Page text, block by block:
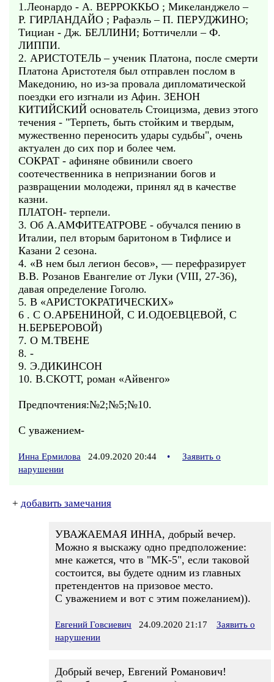
1.Леонардо - А. ВЕРРОККЬО ; Микеланджело –
Р. ГИРЛАНДАЙО ; Рафаэль – П. ПЕРУДЖИНО;
Тициан - Дж. БЕЛЛИНИ; Боттичелли – Ф.
ЛИППИ.
2. АРИСТОТЕЛЬ – ученик Платона, после смерти
Платона Аристотеля был отправлен послом в
Македонию, но из-за провала дипломатической
поездки его изгнали из Афин. ЗЕНОН
КИТИЙСКИЙ основатель Стоицизма, девиз этого
течения - "Терпеть, быть стойким и твердым,
мужественно переносить удары судьбы", очень
актуален до сих пор и более чем.
СОКРАТ - афиняне обвинили своего
соотечественника в непризнании богов и
развращении молодежи, принял яд в качестве
казни.
ПЛАТОН- терпели.
3. Об А.АМФИТЕАТРОВЕ - обучался пению в
Италии, пел вторым баритоном в Тифлисе и
Казани 2 сезона.
4. «В нем был легион бесов», — перефразирует
В.В. Розанов Евангелие от Луки (VIII, 27-36),
давая определение Гоголю.
5. В «АРИСТОКРАТИЧЕСКИХ»
6 . С О.АРБЕНИНОЙ, С И.ОДОЕВЦЕВОЙ, С
Н.БЕРБЕРОВОЙ)
7. О М.ТВЕНЕ
8. -
9. Э.ДИКИНСОН
10. В.СКОТТ, роман «Айвенго»
Предпочтения:№2;№5;№10.
С уважением-
Инна Ермилова 24.09.2020 20:44 •
Заявить о
нарушении
+ добавить замечания
УВАЖАЕМАЯ ИННА, добрый вечер.
Можно я выскажу одно предположение:
мне кажется, что в "МК-5", если таковой
состоится, вы будете одним из главных
претендентов на призовое место.
С уважением и вот с этим пожеланием)).
Евгений Говсиевич 24.09.2020 21:17
Заявить о
нарушении
Добрый вечер, Евгений Романович!